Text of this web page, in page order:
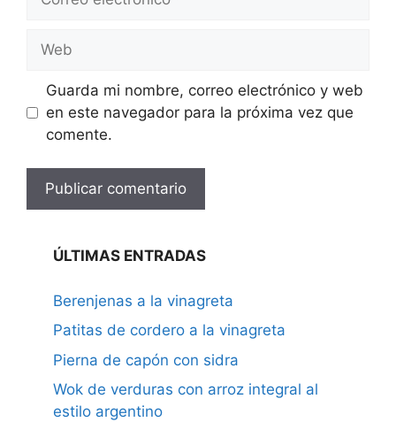
electrónico
Guarda mi nombre, correo electrónico y web
en este navegador para la próxima vez que
comente.
ÚLTIMAS ENTRADAS
Berenjenas a la vinagreta
Patitas de cordero a la vinagreta
Pierna de capón con sidra
Wok de verduras con arroz integral al
estilo argentino